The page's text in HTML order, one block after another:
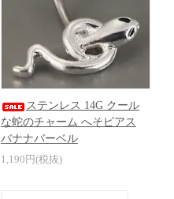
ステンレス 14G クール
な蛇のチャーム へそピアス
バナナバーベル
1,190円(税抜)